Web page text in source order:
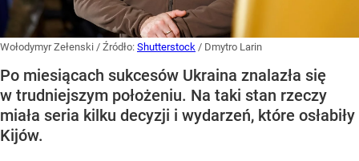
Wołodymyr Zełenski / Źródło: Shutterstock / Dmytro Larin
Po miesiącach sukcesów Ukraina znalazła się
w trudniejszym położeniu. Na taki stan rzeczy
miała seria kilku decyzji i wydarzeń, które osłabiły
Kijów.